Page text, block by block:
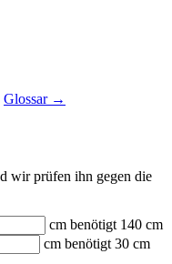
Glossar →
wir prüfen ihn gegen die
cm benötigt 140 cm
cm benötigt 30 cm